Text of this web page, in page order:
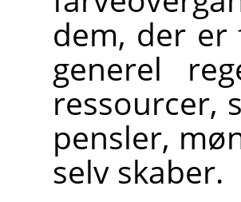
dem, der er
generel
ressourcer,
pensler,
selv skaber.